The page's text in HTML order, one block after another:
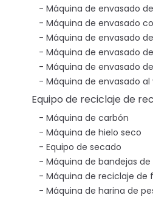
Máquina de envasado
Máquina de envasado
Máquina de envasado
Máquina de envasado
Máquina de envasado
Máquina de envasado al
Equipo de reciclaje de
Máquina de carbón
Máquina de hielo seco
Equipo de secado
Máquina de bandejas de
Máquina de reciclaje de
Máquina de harina de